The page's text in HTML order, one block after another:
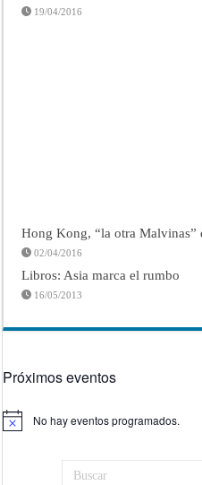
19/04/2016
Hong Kong, “la otra
02/04/2016
Libros: Asia marca el rumbo
16/05/2013
Próximos eventos
Aviso No hay eventos programados.